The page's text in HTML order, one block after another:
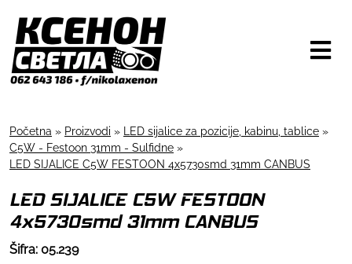
Početna » Proizvodi » LED sijalice za pozicije, kabinu, tablice »
C5W - Festoon 31mm - Sulfidne »
LED SIJALICE C5W FESTOON 4x5730smd 31mm CANBUS
LED SIJALICE C5W FESTOON
4x5730smd 31mm CANBUS
Šifra: 05.239